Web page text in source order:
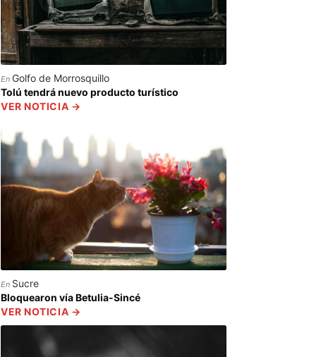
En Golfo de Morrosquillo
Tolú tendrá nuevo producto turístico
VER NOTICIA →
En Sucre
Bloquearon vía Betulia-Sincé
VER NOTICIA →